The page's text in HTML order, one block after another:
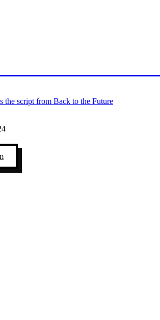
the script from Back to the Future